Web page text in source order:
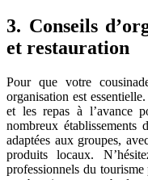
3. Conseils
et restauration
Pour que votre
organisation est
et les repas à l’avance
nombreux établissements
adaptées aux groupes,
produits locaux.
professionnels du